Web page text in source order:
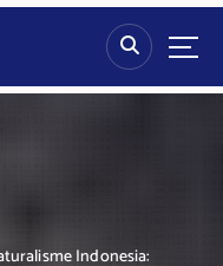
Indonesia: